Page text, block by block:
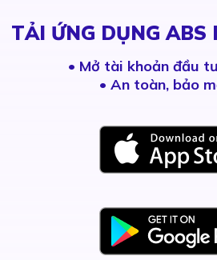
TẢI ỨNG DỤNG ABS
• Mở tài khoản đầu
• An toàn, bảo